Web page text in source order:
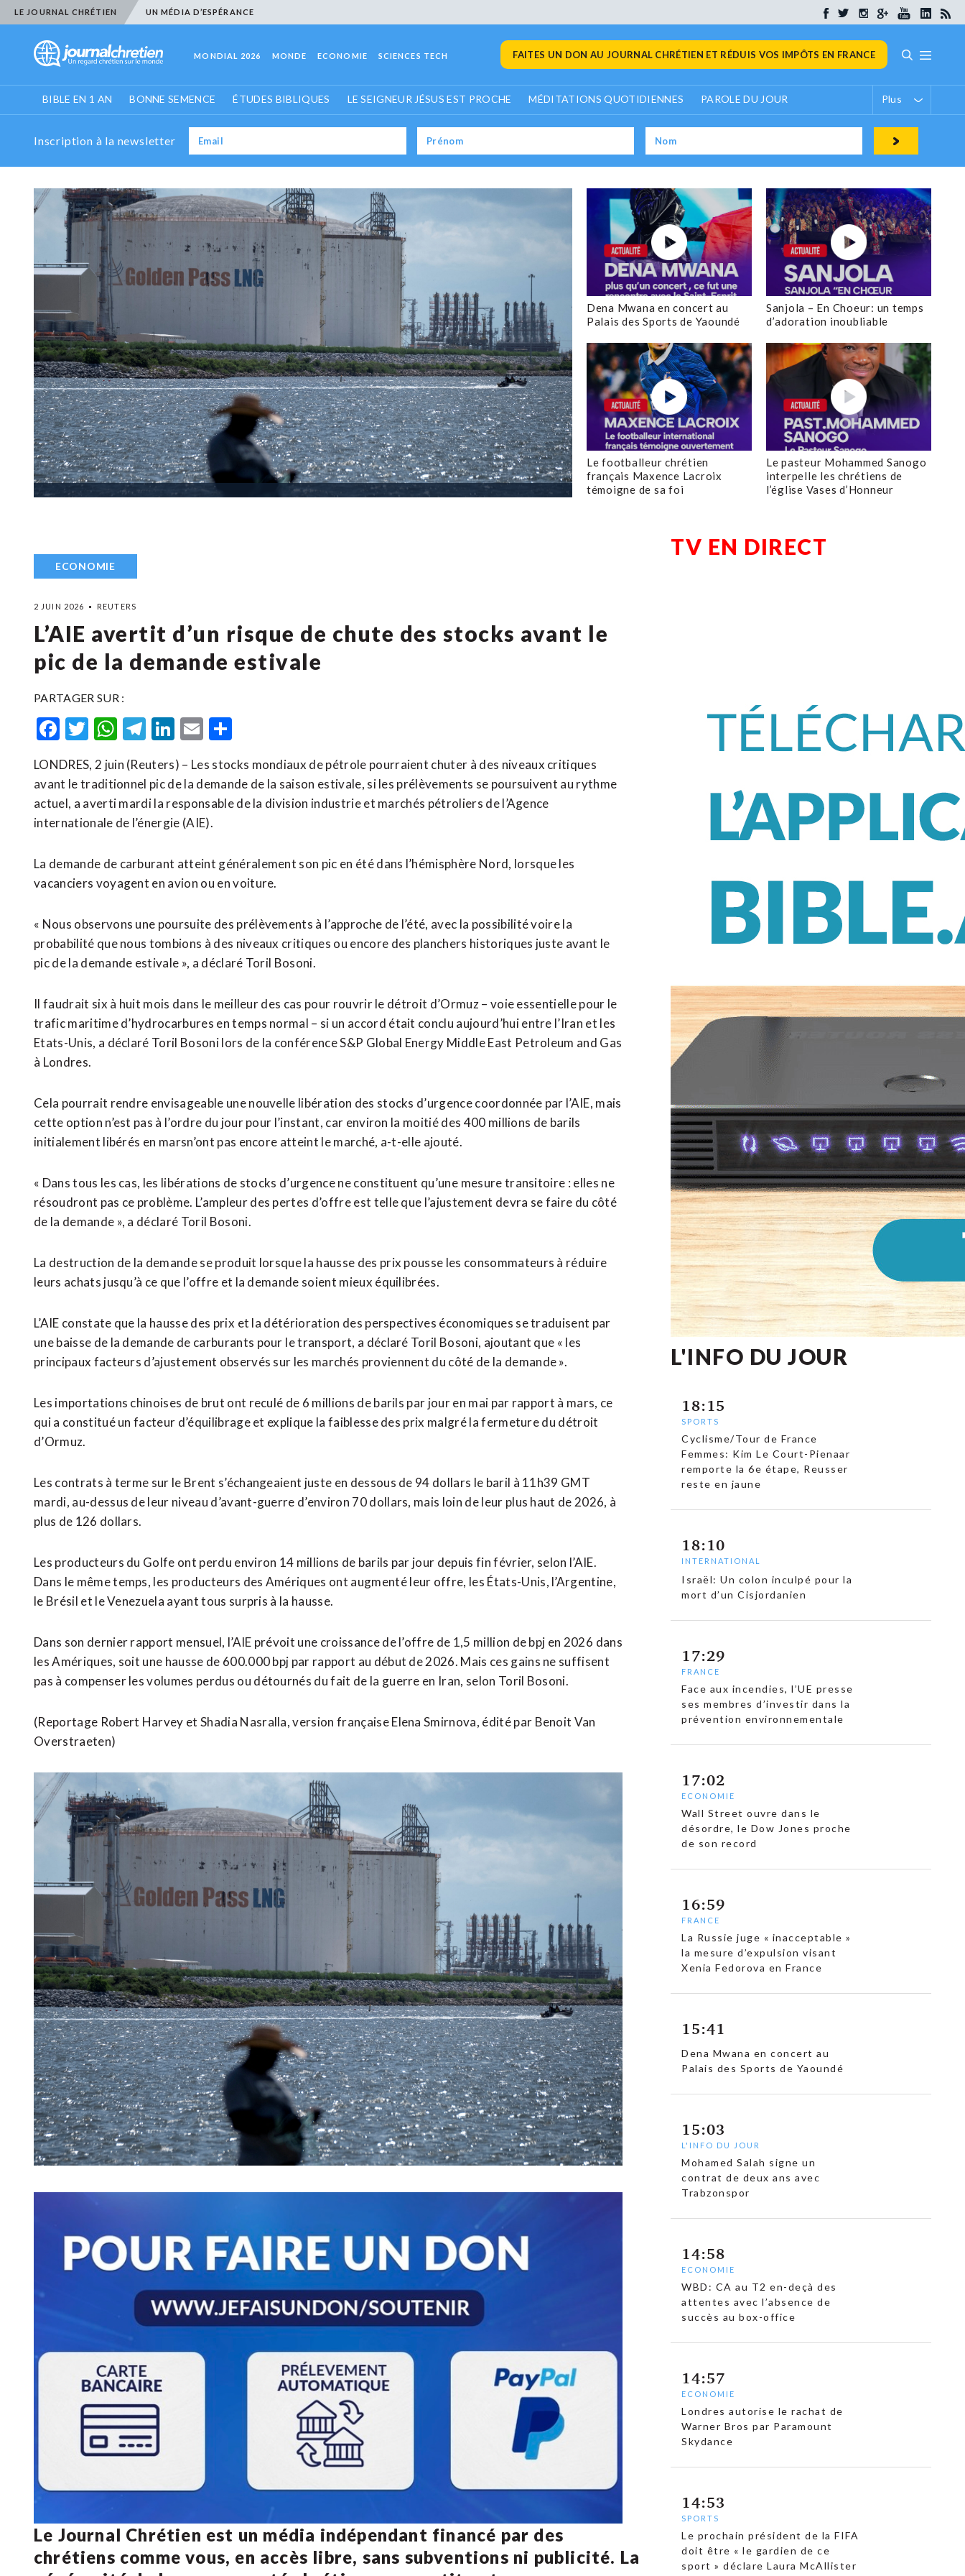
LE JOURNAL CHRÉTIEN UN MÉDIA D’ESPÉRANCE
MONDIAL 2026 MONDE ECONOMIE SCIENCES TECH FAITES UN DON AU JOURNAL CHRÉTIEN ET RÉDUIS VOS IMPÔTS EN FRANCE
BIBLE EN 1 AN BONNE SEMENCE ÉTUDES BIBLIQUES LE SEIGNEUR JÉSUS EST PROCHE MÉDITATIONS QUOTIDIENNES PAROLE DU JOUR Plus
Inscription à la newsletter
Dena Mwana en concert au
Palais des Sports de Yaoundé
Sanjola – En Choeur: un temps
d’adoration inoubliable
Le footballeur chrétien
français Maxence Lacroix
témoigne de sa foi
Le pasteur Mohammed Sanogo
interpelle les chrétiens de
l’église Vases d’Honneur
ECONOMIE
2 JUIN 2026 REUTERS
L’AIE avertit d’un risque de chute des stocks avant le
pic de la demande estivale
PARTAGER SUR :
Facebook
Twitter
WhatsApp
Telegram
LinkedIn
Email
LONDRES, 2 juin (Reuters) – Les stocks mondiaux de pétrole pourraient chuter à des niveaux critiques
avant le traditionnel pic de la demande de la saison estivale, si les prélèvements se poursuivent au rythme
actuel, a averti mardi la responsable de la division industrie et marchés pétroliers de l’Agence
internationale de l’énergie (AIE).
La demande de carburant atteint généralement son pic en été dans ​l’hémisphère Nord, lorsque ‌les
vacanciers voyagent en avion ou en voiture.
« Nous observons une poursuite ​des prélèvements à l’approche ⁠de l’été, avec la possibilité voire la
probabilité que nous tombions à des niveaux ‌critiques ou encore des planchers ‌historiques juste avant le
pic de la demande estivale », a déclaré Toril Bosoni.
Il faudrait six à huit mois dans le meilleur des cas pour rouvrir le détroit d’Ormuz – voie essentielle pour le
trafic maritime d’hydrocarbures en temps ​normal – si un accord était conclu aujourd’hui entre l’Iran et les
Etats-Unis, a déclaré Toril Bosoni lors de la conférence S&P Global Energy Middle East Petroleum and Gas
à Londres.
Cela pourrait rendre envisageable une nouvelle libération des stocks d’urgence coordonnée par l’AIE, mais
cette option n’est pas à l’ordre du jour pour l’instant, car environ la moitié des 400 millions de barils
initialement libérés en ⁠marsn’ont pas encore atteint le marché, a-t-elle ajouté.
« Dans tous les cas, les libérations de stocks d’urgence ne constituent qu’une ⁠mesure transitoire : elles ne
résoudront pas ce problème. L’ampleur des pertes d’offre est telle que l’ajustement devra se faire du côté
de la demande », a déclaré Toril Bosoni.
La destruction de la demande se produit lorsque la hausse des prix pousse les consommateurs à réduire
leurs achats jusqu’à ce que l’offre et la demande soient mieux équilibrées.
L’AIE constate que la hausse des prix ⁠et ‌la détérioration des perspectives économiques se traduisent par
une baisse de la demande de carburants pour ⁠le transport, a déclaré Toril Bosoni, ajoutant que « les
principaux facteurs d’ajustement observés sur ​les marchés proviennent du ​côté de la demande ».
Les importations chinoises de brut ont reculé de 6 millions de barils par jour en mai par ​rapport à mars, ce
qui a constitué un facteur d’équilibrage et explique la faiblesse des prix malgré la fermeture du détroit
d’Ormuz.
Les contrats à terme sur le ‌Brent s’échangeaient juste en dessous ​de 94 dollars le baril à 11h39 GMT
mardi, au-dessus de leur niveau d’avant-guerre d’environ 70 dollars, mais loin de ​leur plus haut de 2026, à
plus de 126 dollars.
Les producteurs du Golfe ont perdu environ 14 millions de barils par jour depuis fin février, selon l’AIE.
Dans le même temps, les producteurs des Amériques ont augmenté leur offre, les États-Unis, l’Argentine,
le Brésil et le Venezuela ayant tous surpris à la hausse.
Dans son dernier rapport mensuel, l’AIE prévoit une croissance de l’offre de 1,5 million de bpj en 2026 ⁠dans
les Amériques, soit une hausse de 600.000 bpj par rapport au début de 2026. Mais ces gains ne suffisent
pas à compenser les volumes perdus ou détournés du fait de la guerre ​en Iran, selon Toril Bosoni.
(Reportage Robert Harvey et Shadia Nasralla, version française ​Elena Smirnova, édité par Benoit Van
Overstraeten)
Le Journal Chrétien est un média indépendant financé par des
chrétiens comme vous, en accès libre, sans subventions ni publicité. La
TV EN DIRECT
L'INFO DU JOUR
18:15
SPORTS
Cyclisme/Tour de France
Femmes: Kim Le Court-Pienaar
remporte la 6e étape, Reusser
reste en jaune
18:10
INTERNATIONAL
Israël: Un colon inculpé pour la
mort d’un Cisjordanien
17:29
FRANCE
Face aux incendies, l’UE presse
ses membres d’investir dans la
prévention environnementale
17:02
ECONOMIE
Wall Street ouvre dans le
désordre, le Dow Jones proche
de son record
16:59
FRANCE
La Russie juge « inacceptable »
la mesure d’expulsion visant
Xenia Fedorova en France
15:41
Dena Mwana en concert au
Palais des Sports de Yaoundé
15:03
L'INFO DU JOUR
Mohamed Salah signe un
contrat de deux ans avec
Trabzonspor
14:58
ECONOMIE
WBD: CA au T2 en-deçà des
attentes avec l’absence de
succès au box-office
14:57
ECONOMIE
Londres autorise le rachat de
Warner Bros par Paramount
Skydance
14:53
SPORTS
Le prochain président de la FIFA
doit être « le gardien de ce
sport » déclare Laura McAllister